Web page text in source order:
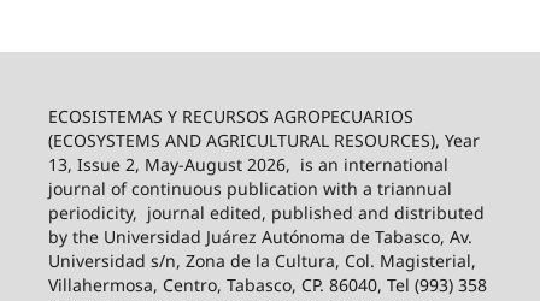
ECOSISTEMAS Y RECURSOS AGROPECUARIOS
(ECOSYSTEMS AND AGRICULTURAL RESOURCES), Year
13, Issue 2, May-August 2026, is an international
journal of continuous publication with a triannual
periodicity, journal edited, published and distributed
by the Universidad Juárez Autónoma de Tabasco, Av.
Universidad s/n, Zona de la Cultura, Col. Magisterial,
Villahermosa, Centro, Tabasco, CP. 86040, Tel (993) 358